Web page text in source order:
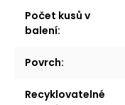
Počet kusů v
balení:
Povrch:
Recyklovatelné